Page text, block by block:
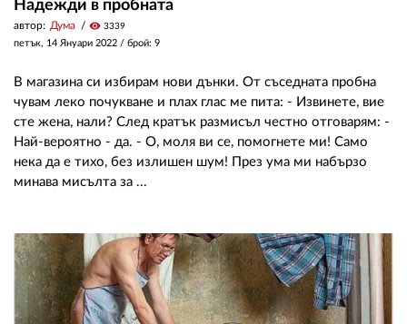
Надежди в пробната
автор: Дума visibility 3339
петък, 14 Януари 2022 / брой: 9
В магазина си избирам нови дънки. От съседната пробна
чувам леко почукване и плах глас ме пита: - Извинете, вие
сте жена, нали? След кратък размисъл честно отговарям: -
Най-вероятно - да. - О, моля ви се, помогнете ми! Само
нека да е тихо, без излишен шум! През ума ми набързо
минава мисълта за ...